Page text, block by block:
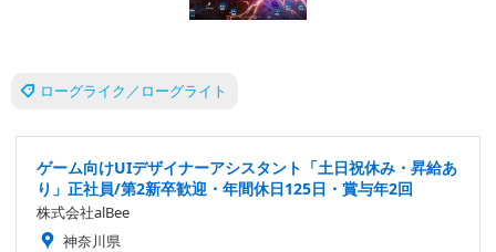
ローグライク／ローグライト
ゲーム向けUIデザイナーアシスタント「土日祝休み・昇給あ
り」正社員/第2新卒歓迎・年間休日125日・賞与年2回
株式会社alBee
神奈川県